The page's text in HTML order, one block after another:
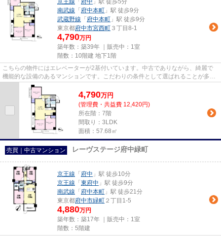
京王線 「 府中 」駅 徒歩5分
南武線 「 府中本町 」駅 徒歩9分
武蔵野線 「 府中本町 」駅 徒歩9分
東京都府中市宮西町 ３丁目8-1
4,790万円
築年数：築39年 ｜販売中： 1室
階数：10階建 地下1階
こちらの物件にはエレベーターが2基付いています。中古でありながら、綺麗で
機能的な設備のあるマンションです。こだわりの条件として選ばれることが多
い、駅徒歩5分の駅近物件です。...
4,790万円
(管理費・共益費 12,420円)
所在階：7階
間取り：3LDK
面積：57.68㎡
売買｜中古マンション レーヴステージ府中緑町
京王線 「 府中 」駅 徒歩10分
京王線 「 東府中 」駅 徒歩9分
南武線 「 府中本町 」駅 徒歩21分
東京都府中市緑町 ２丁目1-5
4,880万円
築年数：築17年 ｜販売中： 1室
階数：5階建